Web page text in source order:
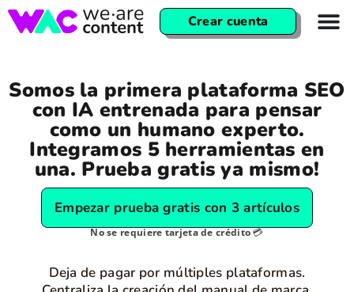
Crear cuenta
Somos la primera plataforma SEO
con IA entrenada para pensar
como un humano experto.
Integramos 5 herramientas en
una. Prueba gratis ya mismo!
Empezar prueba gratis con 3 artículos
No se requiere tarjeta de crédito💳
Deja de pagar por múltiples plataformas.